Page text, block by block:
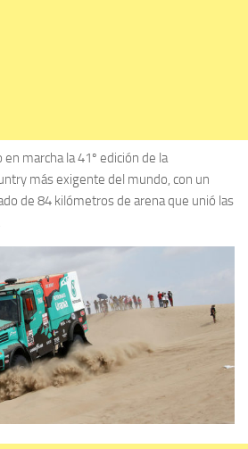
en marcha la 41º edición de la
más exigente del mundo, con un
de 84 kilómetros de arena que unió las